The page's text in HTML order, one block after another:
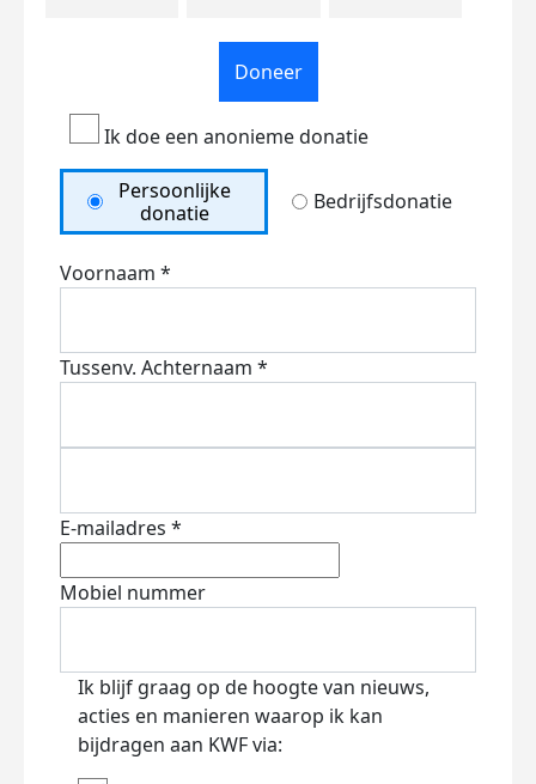
Doneer
Ik doe een anonieme donatie
Persoonlijke
donatie
Bedrijfsdonatie
Voornaam *
Tussenv. Achternaam *
E-mailadres *
Mobiel nummer
Ik blijf graag op de hoogte van nieuws,
acties en manieren waarop ik kan
bijdragen aan KWF via: